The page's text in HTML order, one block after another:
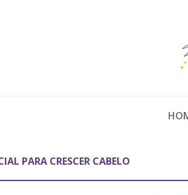
PARA CRESCER CABELO